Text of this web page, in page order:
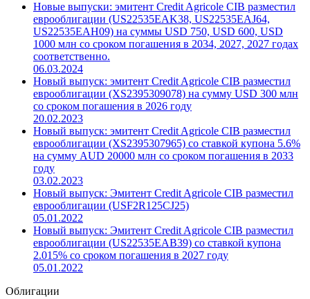
Новые выпуски: эмитент Credit Agricole CIB разместил
еврооблигации (US22535EAK38, US22535EAJ64,
US22535EAH09) на суммы USD 750, USD 600, USD
1000 млн со сроком погашения в 2034, 2027, 2027 годах
соответственно.
06.03.2024
Новый выпуск: эмитент Credit Agricole CIB разместил
еврооблигации (XS2395309078) на сумму USD 300 млн
со сроком погашения в 2026 году
20.02.2023
Новый выпуск: эмитент Credit Agricole CIB разместил
еврооблигации (XS2395307965) со ставкой купона 5.6%
на сумму AUD 20000 млн со сроком погашения в 2033
году
03.02.2023
Новый выпуск: Эмитент Credit Agricole CIB разместил
еврооблигации (USF2R125CJ25)
05.01.2022
Новый выпуск: Эмитент Credit Agricole CIB разместил
еврооблигации (US22535EAB39) со ставкой купона
2.015% со сроком погашения в 2027 году
05.01.2022
Облигации